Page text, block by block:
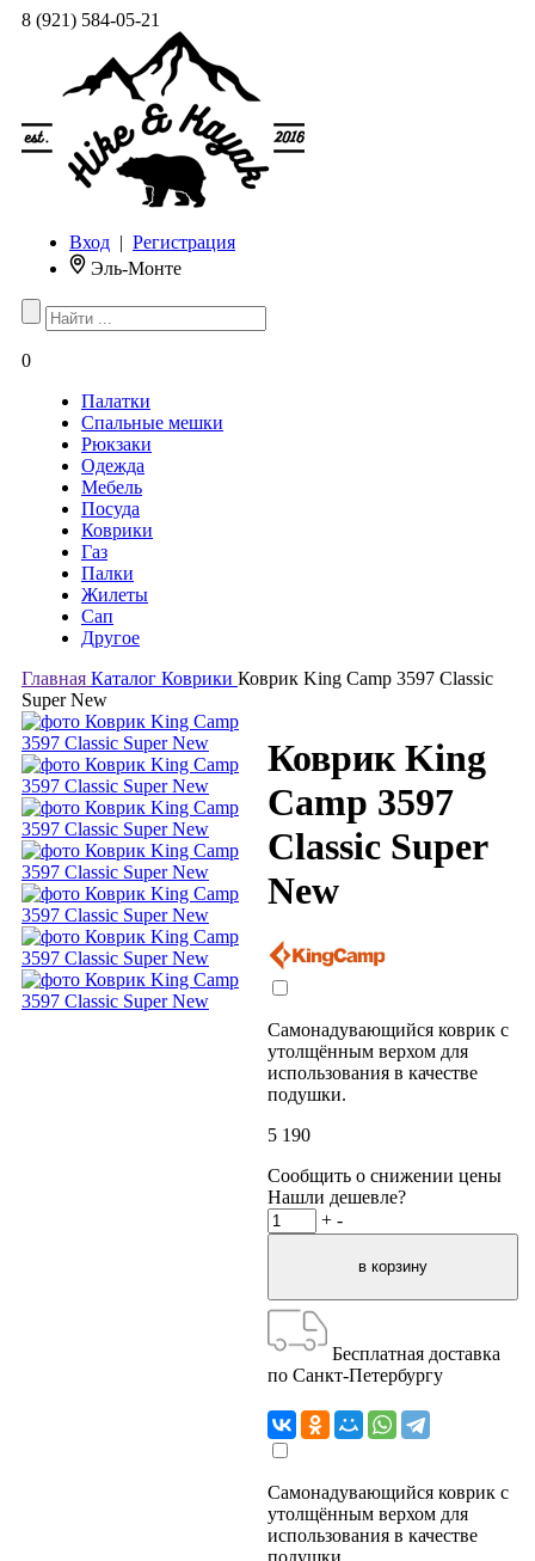
8 (921) 584-05-21
Вход | Регистрация
Эль-Монте
0
Палатки
Спальные мешки
Рюкзаки
Одежда
Мебель
Посуда
Коврики
Газ
Палки
Жилеты
Сап
Другое
Главная Каталог Коврики Коврик King Camp 3597 Classic
Super New
Коврик King
Camp 3597
Classic Super
New
Самонадувающийся коврик с
утолщённым верхом для
использования в качестве
подушки.
5 190
Сообщить о снижении цены
Нашли дешевле?
+ -
Бесплатная доставка
по Санкт-Петербургу
Самонадувающийся коврик с
утолщённым верхом для
использования в качестве
подушки.